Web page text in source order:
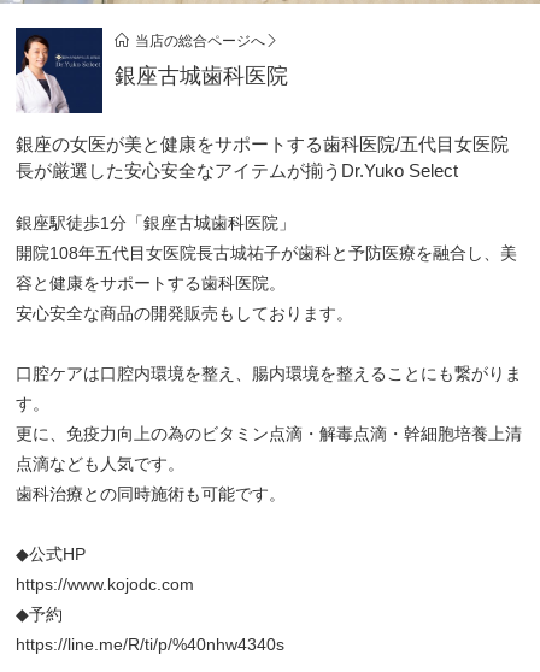
当店の総合ページへ
銀座古城歯科医院
銀座の女医が美と健康をサポートする歯科医院/五代目女医院
長が厳選した安心安全なアイテムが揃うDr.Yuko Select
銀座駅徒歩1分「銀座古城歯科医院」
開院108年五代目女医院長古城祐子が歯科と予防医療を融合し、美
容と健康をサポートする歯科医院。
安心安全な商品の開発販売もしております。
口腔ケアは口腔内環境を整え、腸内環境を整えることにも繋がりま
す。
更に、免疫力向上の為のビタミン点滴・解毒点滴・幹細胞培養上清
点滴なども人気です。
歯科治療との同時施術も可能です。
◆公式HP
https://www.kojodc.com
◆予約
https://line.me/R/ti/p/%40nhw4340s